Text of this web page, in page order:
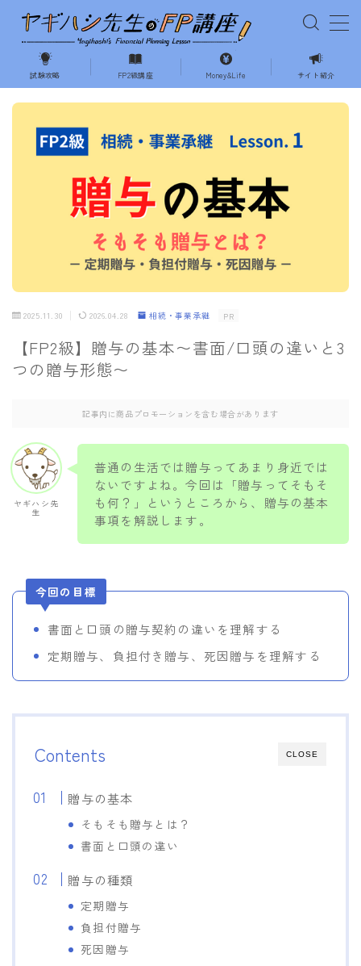
MENU
試験の攻略
相続・事業承継
ライフプランニング
Money&Life
試験攻略 FP2級講座 Money&Life サイト紹介
2025.11.30 2026.04.28 相続・事業承継 PR
【FP2級】贈与の基本〜書面/口頭の違いと3
つの贈与形態〜
記事内に商品プロモーションを含む場合があります
ヤギハシ先
生
普通の生活では贈与ってあまり身近では
ないですよね。今回は「贈与ってそもそ
も何？」というところから、贈与の基本
事項を解説します。
今回の目標
書面と口頭の贈与契約の違いを理解する
定期贈与、負担付き贈与、死因贈与を理解する
CLOSE
Contents
贈与の基本
そもそも贈与とは？
書面と口頭の違い
贈与の種類
定期贈与
負担付贈与
死因贈与